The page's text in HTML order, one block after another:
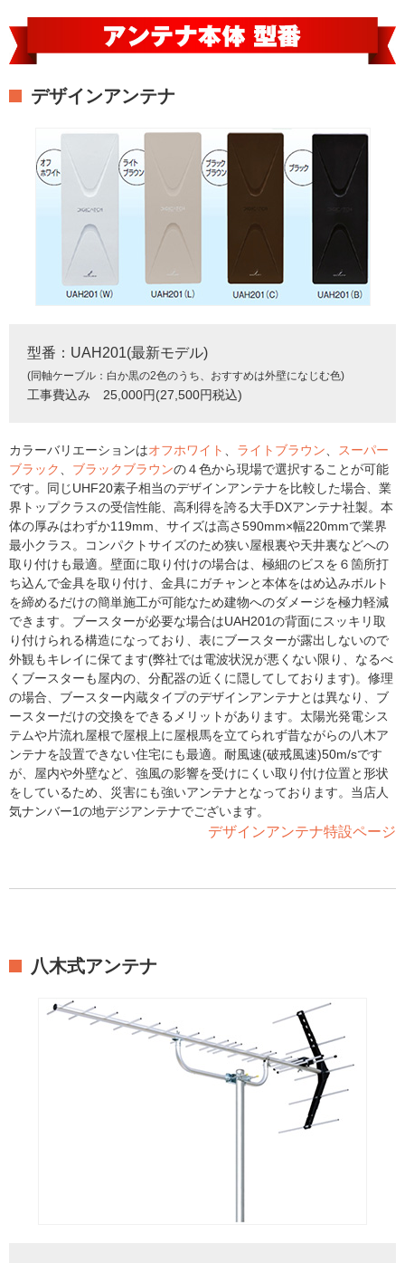
デザインアンテナ
型番：UAH201(最新モデル)
(同軸ケーブル：白か黒の2色のうち、おすすめは外壁になじむ色)
工事費込み 25,000円(27,500円税込)
カラーバリエーションはオフホワイト 、 ライトブラウン、 スーパー
ブラック、 ブラックブラウンの４色から現場で選択することが可能
です。同じUHF20素子相当のデザインアンテナを比較した場合、業
界トップクラスの受信性能、高利得を誇る大手DXアンテナ社製。本
体の厚みはわずか119mm、サイズは高さ590mm×幅220mmで業界
最小クラス。コンパクトサイズのため狭い屋根裏や天井裏などへの
取り付けも最適。壁面に取り付けの場合は、極細のビスを６箇所打
ち込んで金具を取り付け、金具にガチャンと本体をはめ込みボルト
を締めるだけの簡単施工が可能なため建物へのダメージを極力軽減
できます。ブースターが必要な場合はUAH201の背面にスッキリ取
り付けられる構造になっており、表にブースターが露出しないので
外観もキレイに保てます(弊社では電波状況が悪くない限り、なるべ
くブースターも屋内の、分配器の近くに隠してしております)。修理
の場合、ブースター内蔵タイプのデザインアンテナとは異なり、ブ
ースターだけの交換をできるメリットがあります。太陽光発電シス
テムや片流れ屋根で屋根上に屋根馬を立てられず昔ながらの八木ア
ンテナを設置できない住宅にも最適。耐風速(破戒風速)50m/sです
が、屋内や外壁など、強風の影響を受けにくい取り付け位置と形状
をしているため、災害にも強いアンテナとなっております。当店人
気ナンバー1の地デジアンテナでございます。
デザインアンテナ特設ページ
八木式アンテナ